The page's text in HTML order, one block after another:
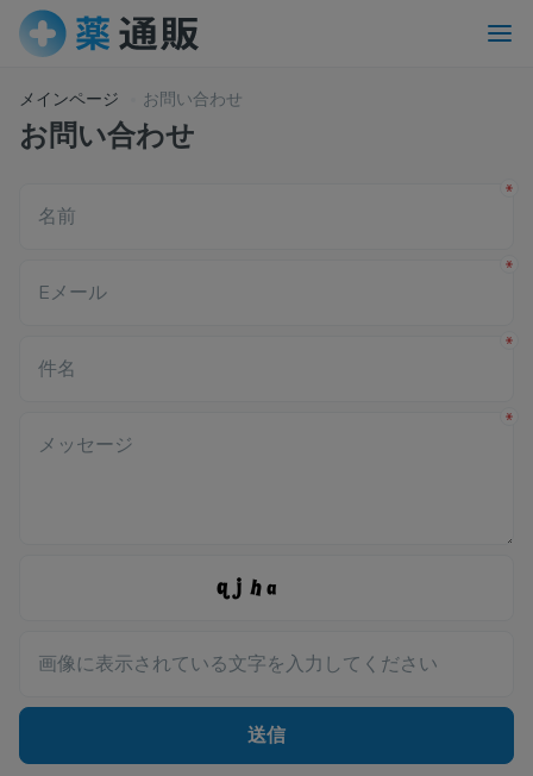
メインページ お問い合わせ
お問い合わせ
名前
Eメール
件名
メッセージ
画像に表示されている文字を入力してください
送信